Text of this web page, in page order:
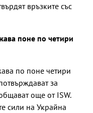
връзките със
поне по четири
по поне четири
за
още от ISW.
сили на Украйна